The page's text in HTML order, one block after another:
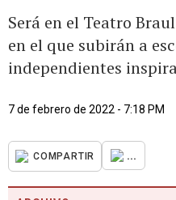
Será en el Teatro
en el que subirán a
independientes
7 de febrero de 2022 - 7:18 PM
COMPARTIR ...